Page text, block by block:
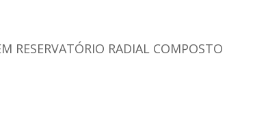
RESERVATÓRIO RADIAL COMPOSTO